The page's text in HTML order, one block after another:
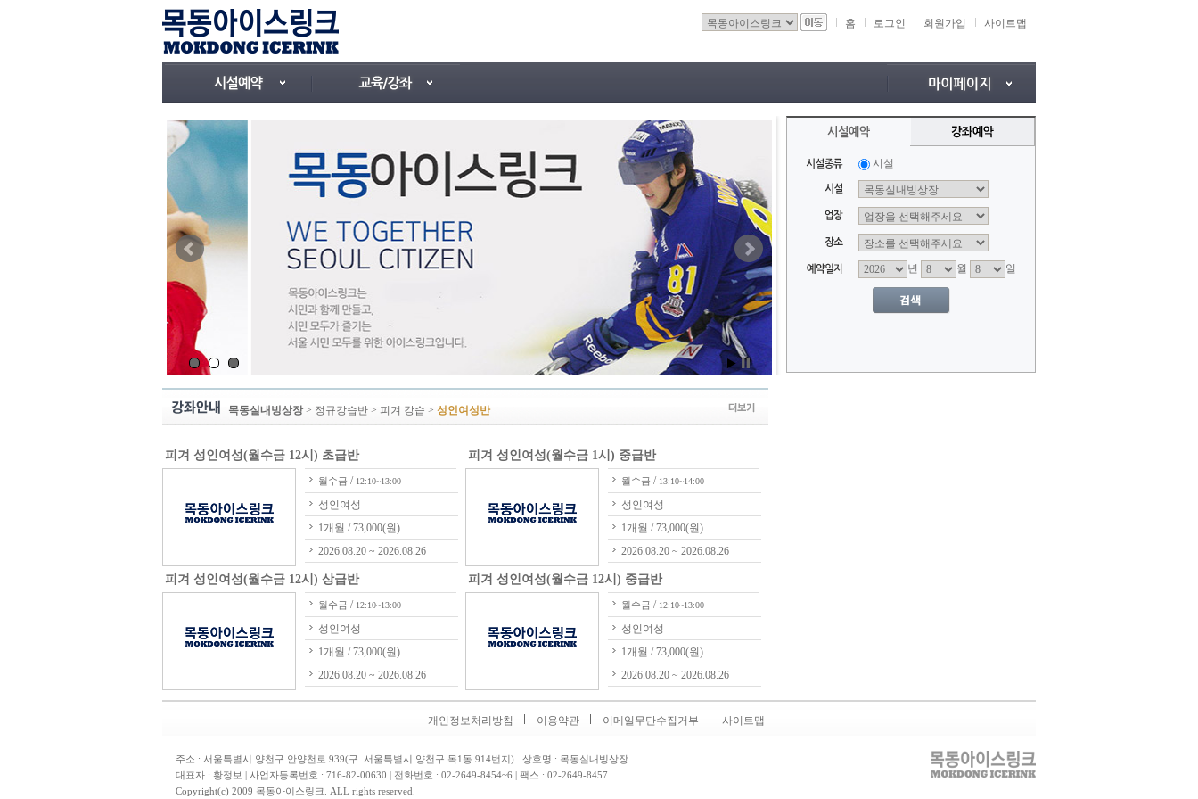
홈 로그인 회원가입 사이트맵
목동실내빙상장> 정규강습반 > 피겨 강습 > 성인여성반
피겨 성인여성(월수금 12시) 초급반
월수금 / 12:10~13:00
성인여성
1개월 / 73,000(원)
2026.08.20 ~ 2026.08.26
피겨 성인여성(월수금 1시) 중급반
월수금 / 13:10~14:00
성인여성
1개월 / 73,000(원)
2026.08.20 ~ 2026.08.26
피겨 성인여성(월수금 12시) 상급반
월수금 / 12:10~13:00
성인여성
1개월 / 73,000(원)
2026.08.20 ~ 2026.08.26
피겨 성인여성(월수금 12시) 중급반
월수금 / 12:10~13:00
성인여성
1개월 / 73,000(원)
2026.08.20 ~ 2026.08.26
개인정보처리방침 이용약관 이메일무단수집거부 사이트맵
주소 : 서울특별시 양천구 안양천로 939(구. 서울특별시 양천구 목1동 914번지) 상호명 : 목동실내빙상장
대표자 : 황정보 | 사업자등록번호 : 716-82-00630 | 전화번호 : 02-2649-8454~6 | 팩스 : 02-2649-8457
Copyright(c) 2009 목동아이스링크. ALL rights reserved.